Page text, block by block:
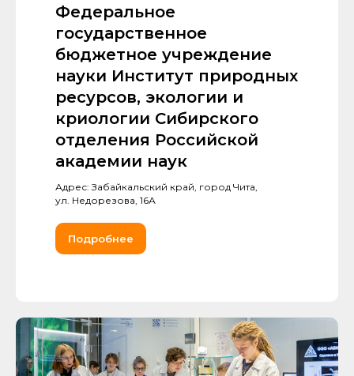
Федеральное
государственное
бюджетное учреждение
науки Институт природных
ресурсов, экологии и
криологии Сибирского
отделения Российской
академии наук
Адрес: Забайкальский край, город Чита,
ул. Hедорезова, 16А
Подробнее